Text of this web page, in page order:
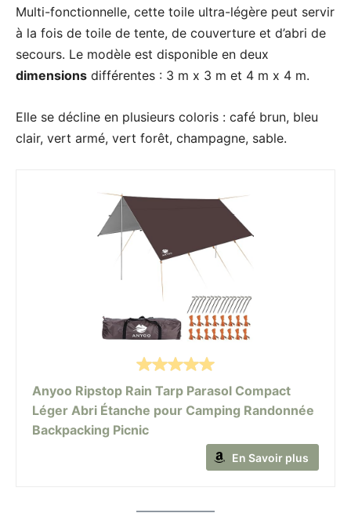
Multi-fonctionnelle, cette toile ultra-légère peut servir
à la fois de toile de tente, de couverture et d’abri de
secours. Le modèle est disponible en deux
dimensions différentes : 3 m x 3 m et 4 m x 4 m.
Elle se décline en plusieurs coloris : café brun, bleu
clair, vert armé, vert forêt, champagne, sable.
Anyoo Ripstop Rain Tarp Parasol Compact
Léger Abri Étanche pour Camping Randonnée
Backpacking Picnic
En Savoir plus